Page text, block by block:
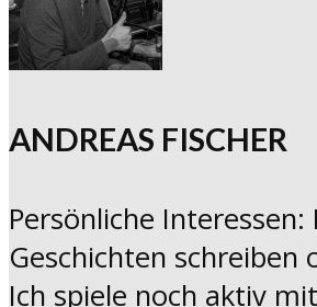
ANDREAS FISCHER
Persönliche Interessen:
Geschichten schreiben
Ich spiele noch aktiv